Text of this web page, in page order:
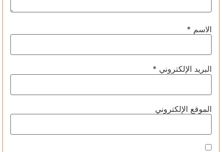
الاسم *
البريد الإلكتروني *
الموقع الإلكتروني